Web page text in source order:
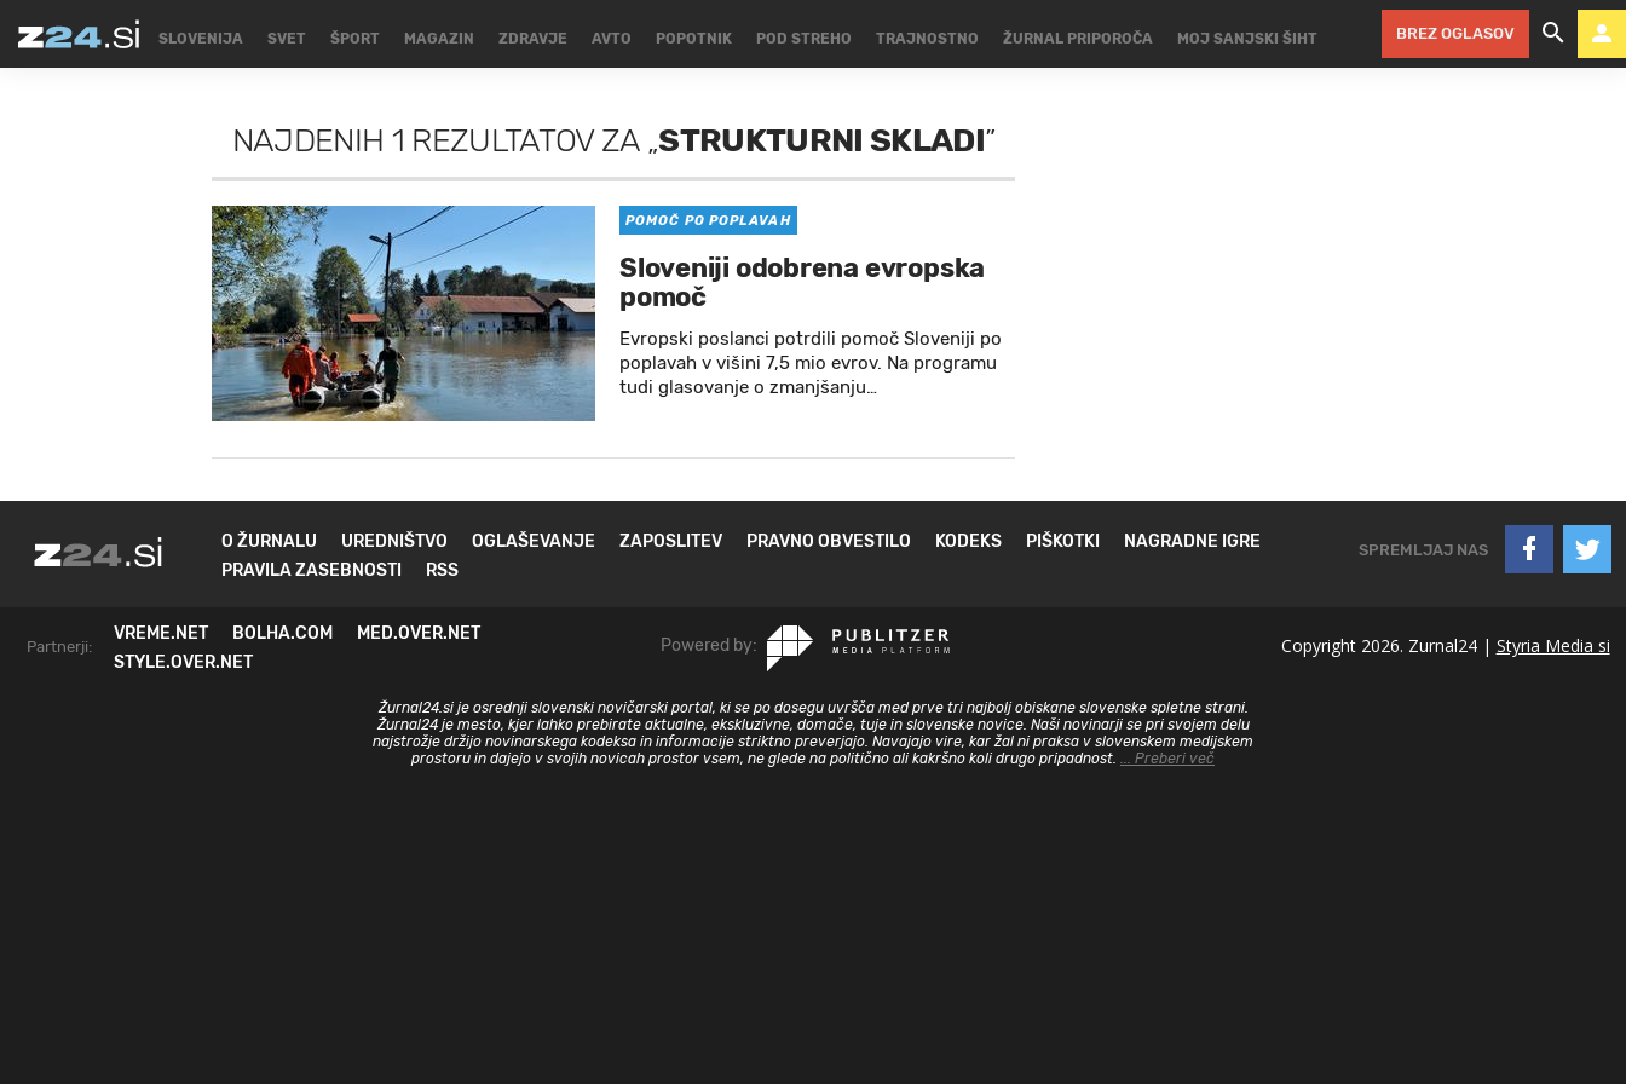
SLOVENIJA SVET ŠPORT MAGAZIN ZDRAVJE AVTO POPOTNIK POD STREHO TRAJNOSTNO ŽURNAL PRIPOROČA MOJ SANJSKI ŠIHT BREZ OGLASOV
NAJDENIH 1 REZULTATOVZA„STRUKTURNI SKLADI”
POMOČ PO POPLAVAH
Sloveniji odobrena evropska
pomoč
Evropski poslanci potrdili pomoč Sloveniji po
poplavah v višini 7,5 mio evrov. Na programu
tudi glasovanje o zmanjšanju…
O ŽURNALU UREDNIŠTVO OGLAŠEVANJE ZAPOSLITEV PRAVNO OBVESTILO KODEKS PIŠKOTKI
NAGRADNE IGRE
PRAVILA ZASEBNOSTI
RSS
SPREMLJAJ NAS
Partnerji:
VREME.NET BOLHA.COM
MED.OVER.NET
STYLE.OVER.NET
Powered by: Copyright 2026. Zurnal24 | Styria Media si
Žurnal24.si je osrednji slovenski novičarski portal, ki se po dosegu uvršča med prve tri najbolj obiskane slovenske spletne strani.
Žurnal24 je mesto, kjer lahko prebirate aktualne, ekskluzivne, domače, tuje in slovenske novice. Naši novinarji se pri svojem delu
najstrožje držijo novinarskega kodeksa in informacije striktno preverjajo. Navajajo vire, kar žal ni praksa v slovenskem medijskem
prostoru in dajejo v svojih novicah prostor vsem, ne glede na politično ali kakršno koli drugo pripadnost. ... Preberi več